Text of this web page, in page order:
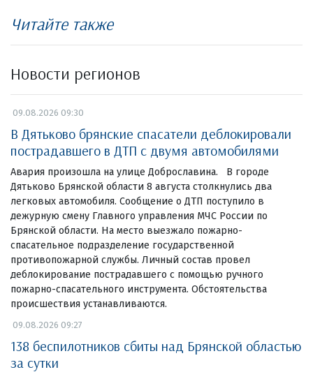
Читайте также
Новости регионов
09.08.2026 09:30
В Дятьково брянские спасатели деблокировали
пострадавшего в ДТП с двумя автомобилями
Авария произошла на улице Доброславина. В городе
Дятьково Брянской области 8 августа столкнулись два
легковых автомобиля. Сообщение о ДТП поступило в
дежурную смену Главного управления МЧС России по
Брянской области. На место выезжало пожарно-
спасательное подразделение государственной
противопожарной службы. Личный состав провел
деблокирование пострадавшего с помощью ручного
пожарно-спасательного инструмента. Обстоятельства
происшествия устанавливаются.
09.08.2026 09:27
138 беспилотников сбиты над Брянской областью
за сутки